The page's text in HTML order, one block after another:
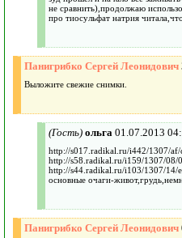
не сравнить),продолжаю
про тиосульфат натрия
Панигрибко Сергей Леонидович
Выложите свежие снимки.
(Гость) ольга 01.07.2013
http://s017.radikal.ru/i442/1307/
http://s58.radikal.ru/i159/1307/08/
http://s44.radikal.ru/i103/1307/14/
основные очаги-
Панигрибко Сергей Леонидович